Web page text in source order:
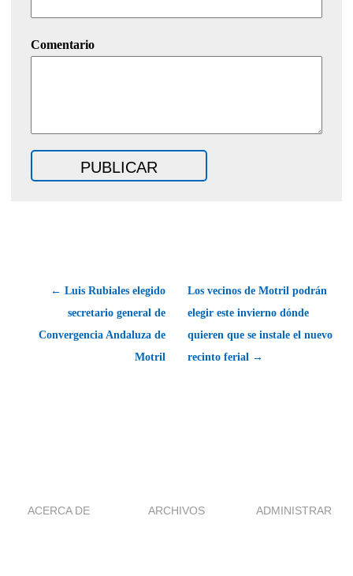
Comentario
← Luis Rubiales elegido
secretario general de
Convergencia Andaluza de
Motril
Los vecinos de Motril podrán
elegir este invierno dónde
quieren que se instale el nuevo
recinto ferial →
ACERCA DE ARCHIVOS ADMINISTRAR